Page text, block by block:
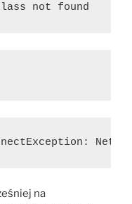
not found
na